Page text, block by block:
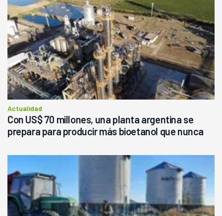
Actualidad
Con US$ 70 millones, una planta argentina se
prepara para producir más bioetanol que nunca